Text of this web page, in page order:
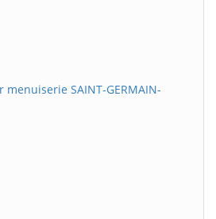
SAINT-GERMAIN-